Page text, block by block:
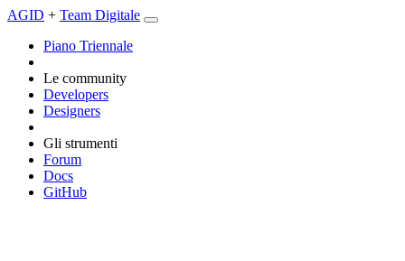
AGID + Team Digitale
Piano Triennale
Le community
Developers
Designers
Gli strumenti
Forum
Docs
GitHub